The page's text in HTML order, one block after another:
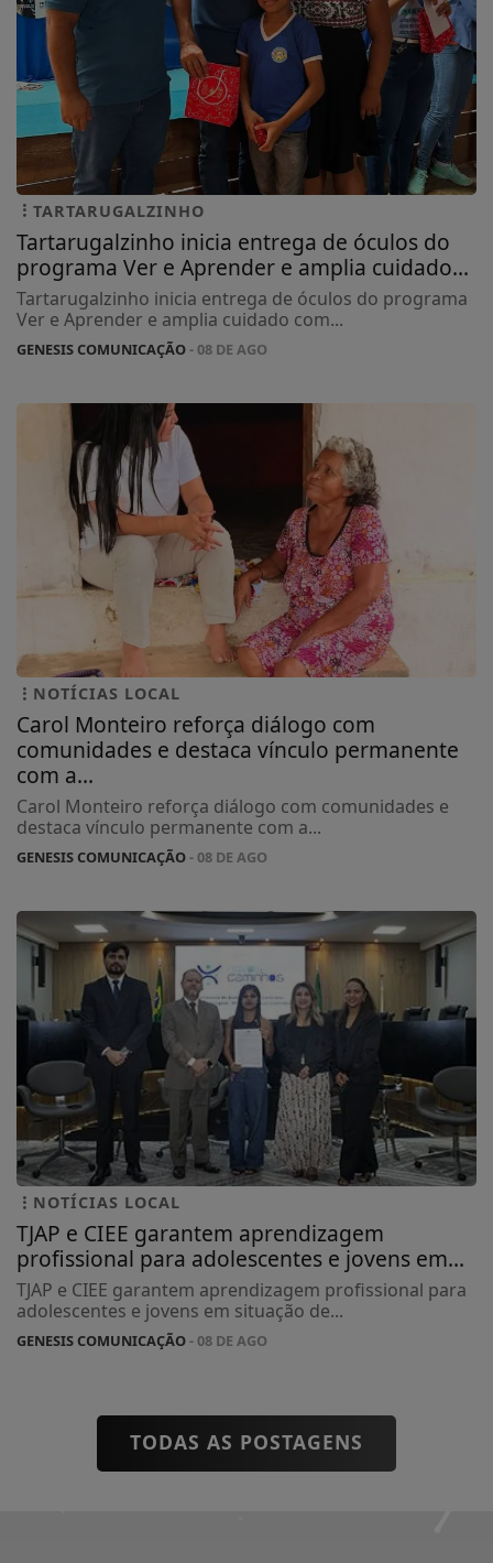
TARTARUGALZINHO
Tartarugalzinho inicia entrega de óculos do
programa Ver e Aprender e amplia cuidado...
Tartarugalzinho inicia entrega de óculos do programa
Ver e Aprender e amplia cuidado com...
GENESIS COMUNICAÇÃO- 08 DE AGO
NOTÍCIAS LOCAL
Carol Monteiro reforça diálogo com
comunidades e destaca vínculo permanente
com a...
Carol Monteiro reforça diálogo com comunidades e
destaca vínculo permanente com a...
GENESIS COMUNICAÇÃO- 08 DE AGO
NOTÍCIAS LOCAL
TJAP e CIEE garantem aprendizagem
profissional para adolescentes e jovens em...
TJAP e CIEE garantem aprendizagem profissional para
adolescentes e jovens em situação de...
GENESIS COMUNICAÇÃO- 08 DE AGO
TODAS AS POSTAGENS